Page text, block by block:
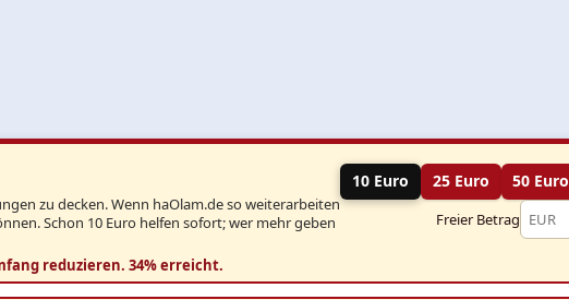
zu decken. Wenn haOlam.de so weiterarbeiten
Schon 10 Euro helfen sofort; wer mehr geben
10 Euro 25 Euro 50 Euro
Freier Betrag
reduzieren. 34% erreicht.